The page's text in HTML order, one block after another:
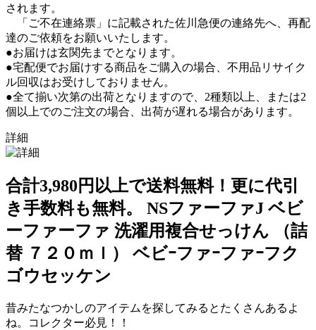
されます。
「ご不在連絡票」に記載された佐川急便の連絡先へ、再配
達のご依頼をお願いいたします。
●お届けは玄関先までとなります。
●宅配便でお届けする商品をご購入の場合、不用品リサイク
ル回収はお受けしておりません。
●全て揃い次第の出荷となりますので、2種類以上、または2
個以上でのご注文の場合、出荷が遅れる場合があります。
詳細
合計3,980円以上で送料無料！更に代引
き手数料も無料。 NSファーファJ ベビ
ーファーファ 洗濯用複合せっけん （詰
替 ７２０ｍｌ） ベビｰファｰファｰフク
ゴウセッケン
昔みたなつかしのアイテムを探してみるとたくさんあるよ
ね。コレクター必見！！